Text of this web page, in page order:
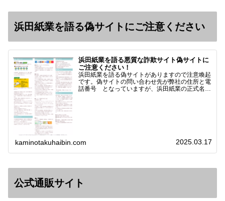
浜田紙業を語る偽サイトにご注意ください
浜田紙業を語る悪質な詐欺サイト偽サイトに
ご注意ください！
浜田紙業を語る偽サイトがありますので注意喚起
です。偽サイトの問い合わせ先が弊社の住所と電
話番号 となっていますが、浜田紙業の正式名称
kaminotakuhaibin.com 2025.03.17
公式通販サイト